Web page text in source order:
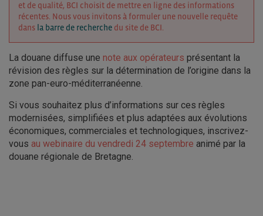
et de qualité, BCI choisit de mettre en ligne des informations
récentes. Nous vous invitons à formuler une nouvelle requête
dans la barre de recherche du site de BCI.
La douane diffuse une note aux opérateurs présentant la
révision des règles sur la détermination de l’origine dans la
zone pan-euro-méditerranéenne.
Si vous souhaitez plus d’informations sur ces règles
modernisées, simplifiées et plus adaptées aux évolutions
économiques, commerciales et technologiques, inscrivez-
vous au webinaire du vendredi 24 septembre animé par la
douane régionale de Bretagne.